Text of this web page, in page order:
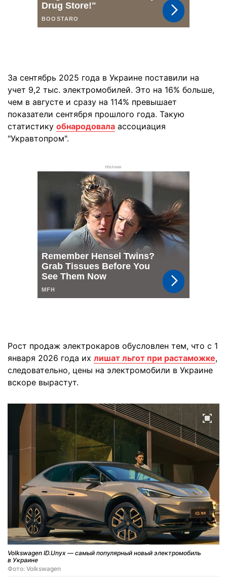
За сентябрь 2025 года в Украине поставили на
учет 9,2 тыс. электромобилей. Это на 16% больше,
чем в августе и сразу на 114% превышает
показатели сентября прошлого года. Такую
статистику обнародовала ассоциация
"Укравтопром".
РЕКЛАМА
Рост продаж электрокаров обусловлен тем, что с 1
января 2026 года их лишат льгот при растаможке,
следовательно, цены на электромобили в Украине
вскоре вырастут.
Volkswagen ID.Unyx — самый популярный новый электромобиль
в Украине
Фото: Volkswagen